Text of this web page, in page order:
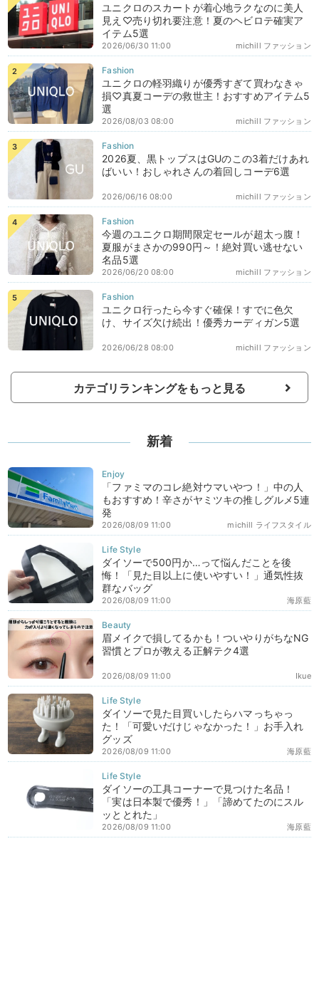
ユニクロのスカートが着心地ラクなのに美人
見え♡売り切れ要注意！夏のヘビロテ確実ア
イテム5選
michill ファッション
2026/06/30 11:00
ユニクロの軽羽織りが優秀すぎて買わなきゃ
損♡真夏コーデの救世主！おすすめアイテム5
選
michill ファッション
2026/08/03 08:00
2026夏、黒トップスはGUのこの3着だけあれ
ばいい！おしゃれさんの着回しコーデ6選
michill ファッション
2026/06/16 08:00
今週のユニクロ期間限定セールが超太っ腹！
夏服がまさかの990円～！絶対買い逃せない
名品5選
michill ファッション
2026/06/20 08:00
ユニクロ行ったら今すぐ確保！すでに色欠
け、サイズ欠け続出！優秀カーディガン5選
michill ファッション
2026/06/28 08:00
カテゴリランキングをもっと見る
新着
「ファミマのコレ絶対ウマいやつ！」中の人
もおすすめ！辛さがヤミツキの推しグルメ5連
発
michill ライフスタイル
2026/08/09 11:00
ダイソーで500円か…って悩んだことを後
悔！「見た目以上に使いやすい！」通気性抜
群なバッグ
海原藍
2026/08/09 11:00
眉メイクで損してるかも！ついやりがちなNG
習慣とプロが教える正解テク4選
Ikue
2026/08/09 11:00
ダイソーで見た目買いしたらハマっちゃっ
た！「可愛いだけじゃなかった！」お手入れ
グッズ
海原藍
2026/08/09 11:00
ダイソーの工具コーナーで見つけた名品！
「実は日本製で優秀！」「諦めてたのにスル
ッととれた」
海原藍
2026/08/09 11:00